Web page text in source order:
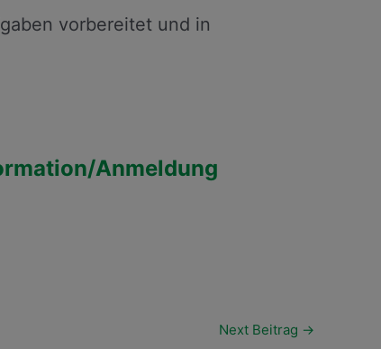
vorbereitet und in
Anmeldung
Next Beitrag →